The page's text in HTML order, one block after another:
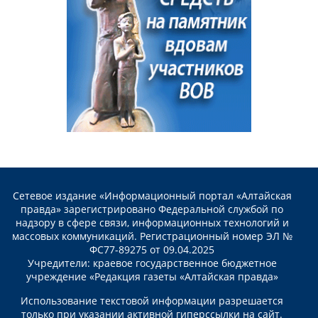
Сетевое издание «Информационный портал «Алтайская
правда» зарегистрировано Федеральной службой по
надзору в сфере связи, информационных технологий и
массовых коммуникаций. Регистрационный номер ЭЛ №
ФС77-89275 от 09.04.2025
Учредители: краевое государственное бюджетное
учреждение «Редакция газеты «Алтайская правда»
Использование текстовой информации разрешается
только при указании активной гиперссылки на сайт.